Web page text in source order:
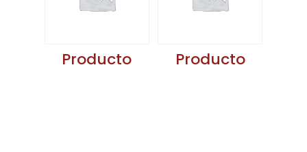
Producto Producto